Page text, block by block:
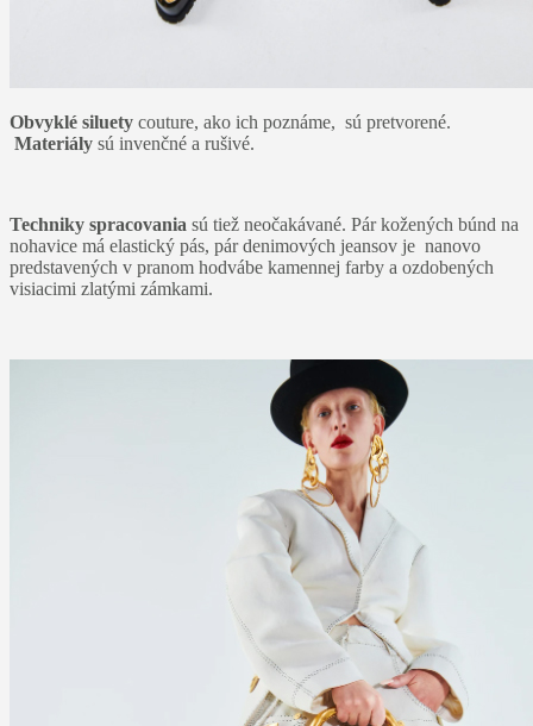
Obvyklé siluety couture, ako ich poznáme, sú pretvorené.
Materiály sú invenčné a rušivé.
Techniky spracovania sú tiež neočakávané. Pár kožených búnd na
nohavice má elastický pás, pár denimových jeansov je nanovo
predstavených v pranom hodvábe kamennej farby a ozdobených
visiacimi zlatými zámkami.